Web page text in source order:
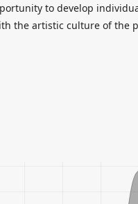
to develop
the artistic culture of the